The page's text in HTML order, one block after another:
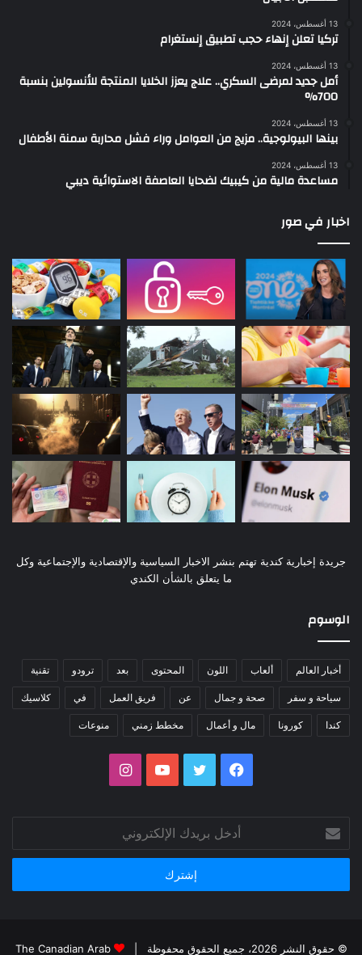
13 أغسطس، 2024
تركيا تعلن إنهاء حجب تطبيق إنستغرام
13 أغسطس، 2024
أمل جديد لمرضى السكري.. علاج يعزز الخلايا المنتجة للأنسولين بنسبة
700%
13 أغسطس، 2024
بينها البيولوجية.. مزيج من العوامل وراء فشل محاربة سمنة الأطفال
13 أغسطس، 2024
مساعدة مالية من كيبيك لضحايا العاصفة الاستوائية ديبي
اخبار في صور
جريدة إخبارية كندية تهتم بنشر الاخبار السياسية والإقتصادية والإجتماعية وكل
ما يتعلق بالشأن الكندي
الوسوم
أخبار العالم ألعاب اللون المحتوى بعد ترودو تقنية
سياحة و سفر صحة و جمال عن فريق العمل في كلاسيك
كندا كورونا مال و أعمال مخطط زمني منوعات
فيسبوك تويتر يوتيوبانستقرام
بريدك
الإلكتروني
© حقوق النشر 2026، جميع الحقوق محفوظة | The Canadian Arab